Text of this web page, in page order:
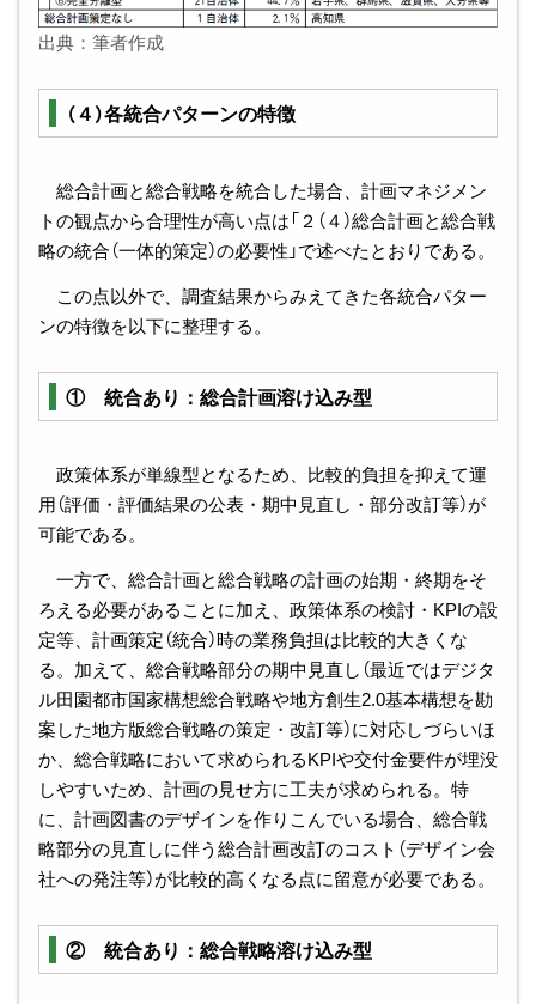
出典：筆者作成
（４）各統合パターンの特徴
総合計画と総合戦略を統合した場合、計画マネジメン
トの観点から合理性が高い点は「２（４）総合計画と総合戦
略の統合（一体的策定）の必要性」で述べたとおりである。
この点以外で、調査結果からみえてきた各統合パター
ンの特徴を以下に整理する。
① 統合あり：総合計画溶け込み型
政策体系が単線型となるため、比較的負担を抑えて運
用（評価・評価結果の公表・期中見直し・部分改訂等）が
可能である。
一方で、総合計画と総合戦略の計画の始期・終期をそ
ろえる必要があることに加え、政策体系の検討・KPIの設
定等、計画策定（統合）時の業務負担は比較的大きくな
る。加えて、総合戦略部分の期中見直し（最近ではデジタ
ル田園都市国家構想総合戦略や地方創生2.0基本構想を勘
案した地方版総合戦略の策定・改訂等）に対応しづらいほ
か、総合戦略において求められるKPIや交付金要件が埋没
しやすいため、計画の見せ方に工夫が求められる。特
に、計画図書のデザインを作りこんでいる場合、総合戦
略部分の見直しに伴う総合計画改訂のコスト（デザイン会
社への発注等）が比較的高くなる点に留意が必要である。
② 統合あり：総合戦略溶け込み型